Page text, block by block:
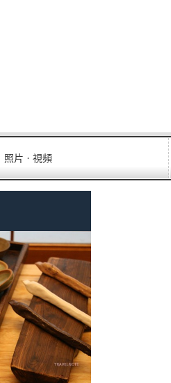
照片ㆍ視頻